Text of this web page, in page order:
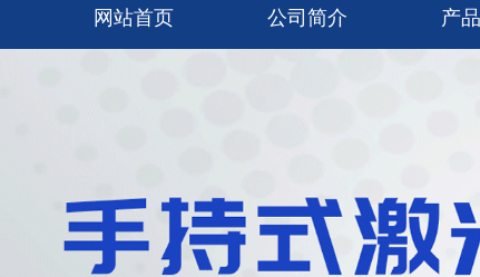
网站首页 公司简介 产